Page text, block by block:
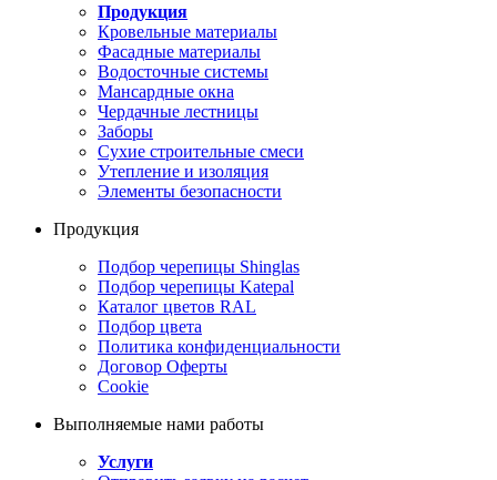
Продукция
Кровельные материалы
Фасадные материалы
Водосточные системы
Мансардные окна
Чердачные лестницы
Заборы
Сухие строительные смеси
Утепление и изоляция
Элементы безопасности
Продукция
Подбор черепицы Shinglas
Подбор черепицы Katepal
Каталог цветов RAL
Подбор цвета
Политика конфиденциальности
Договор Оферты
Cookie
Выполняемые нами работы
Услуги